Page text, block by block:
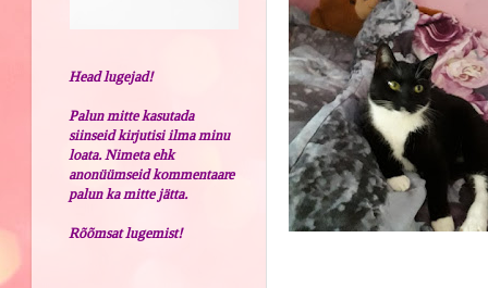
Head lugejad!
Palun mitte kasutada
siinseid kirjutisi ilma minu
loata. Nimeta ehk
anonüümseid kommentaare
palun ka mitte jätta.
Rõõmsat lugemist!